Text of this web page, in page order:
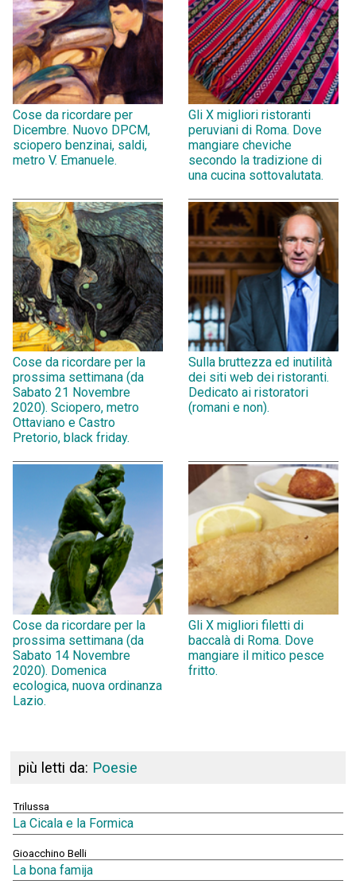
Cose da ricordare per
Dicembre. Nuovo DPCM,
sciopero benzinai, saldi,
metro V. Emanuele.
Gli X migliori ristoranti
peruviani di Roma. Dove
mangiare cheviche
secondo la tradizione di
una cucina sottovalutata.
Cose da ricordare per la
prossima settimana (da
Sabato 21 Novembre
2020). Sciopero, metro
Ottaviano e Castro
Pretorio, black friday.
Sulla bruttezza ed inutilità
dei siti web dei ristoranti.
Dedicato ai ristoratori
(romani e non).
Cose da ricordare per la
prossima settimana (da
Sabato 14 Novembre
2020). Domenica
ecologica, nuova ordinanza
Lazio.
Gli X migliori filetti di
baccalà di Roma. Dove
mangiare il mitico pesce
fritto.
più letti da: Poesie
Trilussa
La Cicala e la Formica
Gioacchino Belli
La bona famija